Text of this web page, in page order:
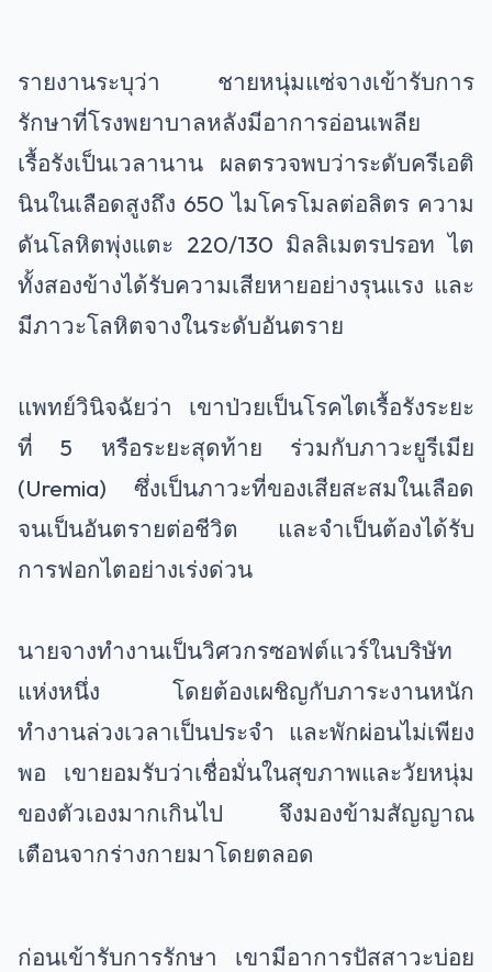
รายงานระบุว่า ชายหนุ่มแซ่จางเข้ารับการ
รักษาที่โรงพยาบาลหลังมีอาการอ่อนเพลีย
เรื้อรังเป็นเวลานาน ผลตรวจพบว่าระดับครีเอติ
นินในเลือดสูงถึง 650 ไมโครโมลต่อลิตร ความ
ดันโลหิตพุ่งแตะ 220/130 มิลลิเมตรปรอท ไต
ทั้งสองข้างได้รับความเสียหายอย่างรุนแรง และ
มีภาวะโลหิตจางในระดับอันตราย
แพทย์วินิจฉัยว่า เขาป่วยเป็นโรคไตเรื้อรังระยะ
ที่ 5 หรือระยะสุดท้าย ร่วมกับภาวะยูรีเมีย
(Uremia) ซึ่งเป็นภาวะที่ของเสียสะสมในเลือด
จนเป็นอันตรายต่อชีวิต และจำเป็นต้องได้รับ
การฟอกไตอย่างเร่งด่วน
นายจางทำงานเป็นวิศวกรซอฟต์แวร์ในบริษัท
แห่งหนึ่ง โดยต้องเผชิญกับภาระงานหนัก
ทำงานล่วงเวลาเป็นประจำ และพักผ่อนไม่เพียง
พอ เขายอมรับว่าเชื่อมั่นในสุขภาพและวัยหนุ่ม
ของตัวเองมากเกินไป จึงมองข้ามสัญญาณ
เตือนจากร่างกายมาโดยตลอด
ก่อนเข้ารับการรักษา เขามีอาการปัสสาวะบ่อย